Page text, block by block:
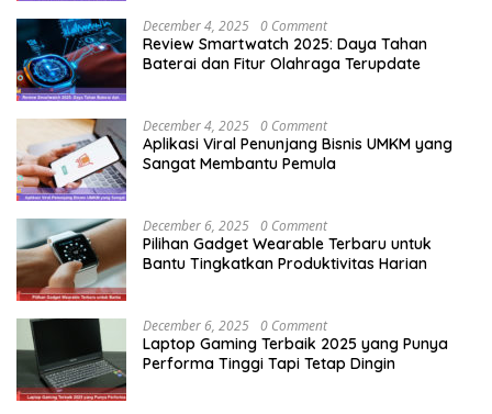
December 4, 2025 0 Comment
Review Smartwatch 2025: Daya Tahan
Baterai dan Fitur Olahraga Terupdate
December 4, 2025 0 Comment
Aplikasi Viral Penunjang Bisnis UMKM yang
Sangat Membantu Pemula
December 6, 2025 0 Comment
Pilihan Gadget Wearable Terbaru untuk
Bantu Tingkatkan Produktivitas Harian
December 6, 2025 0 Comment
Laptop Gaming Terbaik 2025 yang Punya
Performa Tinggi Tapi Tetap Dingin